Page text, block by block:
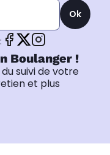
Ok
Boulanger !
suivi de votre
et plus